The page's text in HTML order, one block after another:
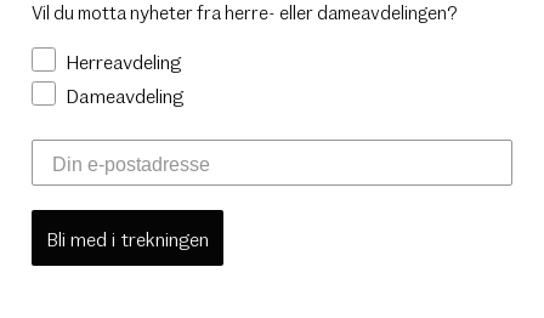
Vil du motta nyheter fra herre- eller dameavdelingen?
Herreavdeling
Dameavdeling
Bli med i trekningen